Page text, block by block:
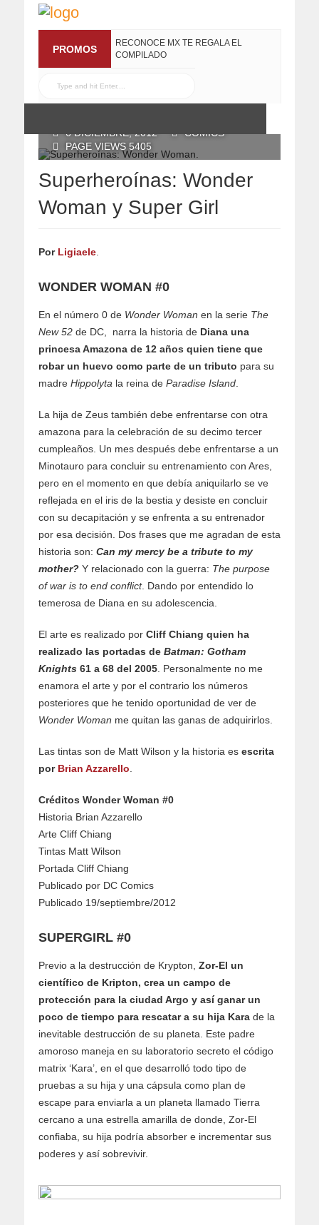
PROMOS
RECONOCE MX TE REGALA EL
COMPILADO
6 DICIEMBRE, 2012
CÓMICS
PAGE VIEWS 5405
Superheroínas: Wonder
Woman y Super Girl
Por Ligiaele
WONDER WOMAN #0
En el número 0 de Wonder Woman en la serie The
New 52 de DC, narra la historia de Diana una
princesa Amazona de 12 años quien tiene que
robar un huevo como parte de un tributo para su
madre Hippolyta la reina de Paradise Island
La hija de Zeus también debe enfrentarse con otra
amazona para la celebración de su decimo tercer
cumpleaños. Un mes después debe enfrentarse a un
Minotauro para concluir su entrenamiento con Ares,
pero en el momento en que debía aniquilarlo se ve
reflejada en el iris de la bestia y desiste en concluir
con su decapitación y se enfrenta a su entrenador
por esa decisión. Dos frases que me agradan de esta
historia son: Can my mercy be a tribute to my
mother? Y relacionado con la guerra: The purpose
of war is to end conflict. Dando por entendido lo
temerosa de Diana en su adolescencia.
El arte es realizado por Cliff Chiang quien ha
realizado las portadas de Batman: Gotham
Knights 61 a 68 del 2005 . Personalmente no me
enamora el arte y por el contrario los números
posteriores que he tenido oportunidad de ver de
Wonder Woman me quitan las ganas de adquirirlos.
Las tintas son de Matt Wilson y la historia es escrita
por Brian Azzarello
Créditos Wonder Woman #0
Historia Brian Azzarello
Arte Cliff Chiang
Tintas Matt Wilson
Portada Cliff Chiang
Publicado por DC Comics
Publicado 19/septiembre/2012
SUPERGIRL #0
Previo a la destrucción de Krypton, Zor-El un
científico de Kripton, crea un campo de
protección para la ciudad Argo y así ganar un
poco de tiempo para rescatar a su hija Kara de la
inevitable destrucción de su planeta. Este padre
amoroso maneja en su laboratorio secreto el código
matrix ‘Kara’, en el que desarrolló todo tipo de
pruebas a su hija y una cápsula como plan de
escape para enviarla a un planeta llamado Tierra
cercano a una estrella amarilla de donde, Zor-El
confiaba, su hija podría absorber e incrementar sus
poderes y así sobrevivir.